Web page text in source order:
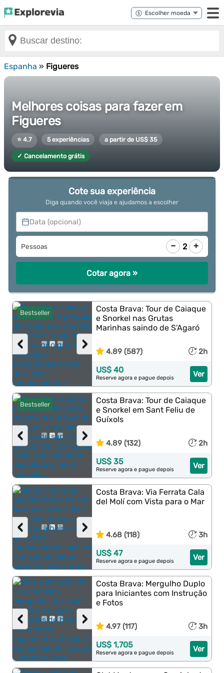
Espanha » Figueres
Melhores coisas para fazer em
Figueres
⭐ 4.7 5 experiências a partir de US$ 35
✓ Cancelamento grátis
Cote sua experiência
Diga quando você viaja e ajudamos a escolher
Data (opcional)
Pessoas − 2 +
Cotar agora »
Bestseller
›
‹
Costa Brava: Tour de Caiaque
e Snorkel nas Grutas
Marinhas saindo de S'Agaró
4.89 (587) 2h
Ver
US$ 40
Reserve agora e pague depois
Bestseller
›
‹
Costa Brava: Tour de Caiaque
e Snorkel em Sant Feliu de
Guíxols
4.89 (132) 2h
Ver
US$ 35
Reserve agora e pague depois
›
‹
Costa Brava: Via Ferrata Cala
del Molí com Vista para o Mar
4.68 (118) 3h
Ver
US$ 47
Reserve agora e pague depois
›
‹
Costa Brava: Mergulho Duplo
para Iniciantes com Instrução
e Fotos
4.97 (117) 3h
Ver
US$ 1,705
Reserve agora e pague depois